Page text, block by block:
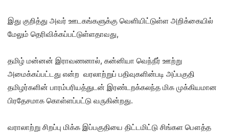
இது குறித்து அவர் ஊடகங்களுக்கு வெளியிட்டுள்ள அறிக்கையில்
மேலும் தெரிவிக்கப்பட்டுள்ளதாவது,
தமிழ் மன்னன் இராவணனால், கன்னியா வெந்நீர் ஊற்று
அமைக்கப்பட்டது என்ற வரலாற்றுப் பதிவுகளின்படி அப்பகுதி
தமிழர்களின் பாரம்பரியத்துடன் இரண்டறக்கலந்த மிக முக்கியமான
பிரதேசமாக கொள்ளப்பட்டு வருகின்றது.
வராலாற்று சிறப்பு மிக்க இப்பகுதியை திட்டமிட்டு சிங்கள பௌத்த